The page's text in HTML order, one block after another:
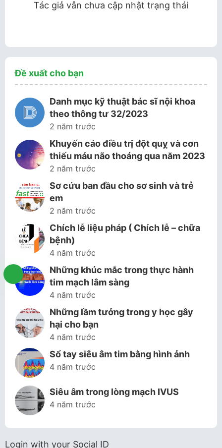
Tác giả vẫn chưa cập nhật trạng thái
Đề xuất cho bạn
Danh mục kỹ thuật bác sĩ nội khoa
theo thông tư 32/2023
2 năm trước
Khuyến cáo điều trị đột quỵ và cơn
thiếu máu não thoáng qua năm 2023
2 năm trước
Sơ cứu ban đầu cho sơ sinh và trẻ
em
2 năm trước
Chích lễ liệu pháp ( Chích lễ – chữa
bệnh)
4 năm trước
Những khúc mắc trong thực hành
tim mạch lâm sàng
4 năm trước
Những lầm tưởng trong y học gây
hại cho bạn
4 năm trước
Sổ tay siêu âm tim bằng hình ảnh
4 năm trước
Siêu âm trong lòng mạch IVUS
4 năm trước
Login with your Social ID